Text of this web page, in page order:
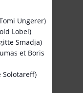
Ungerer)
Lobel)
Smadja)
et Boris
Solotareff)